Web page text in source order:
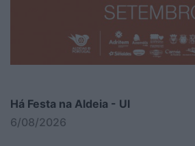
Há Festa na Aldeia - Ul
6/08/2026